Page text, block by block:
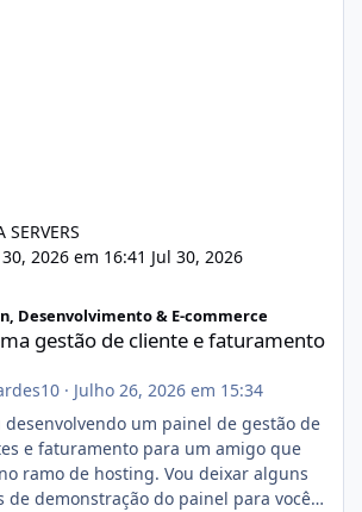
SERVERS
2026 em 16:41 Jul 30, 2026
Desenvolvimento & E-commerce
gestão de cliente e faturamento
· Julho 26, 2026 em 15:34
desenvolvendo um painel de gestão de
e faturamento para um amigo que
ramo de hosting. Vou deixar alguns
de demonstração do painel para vocês